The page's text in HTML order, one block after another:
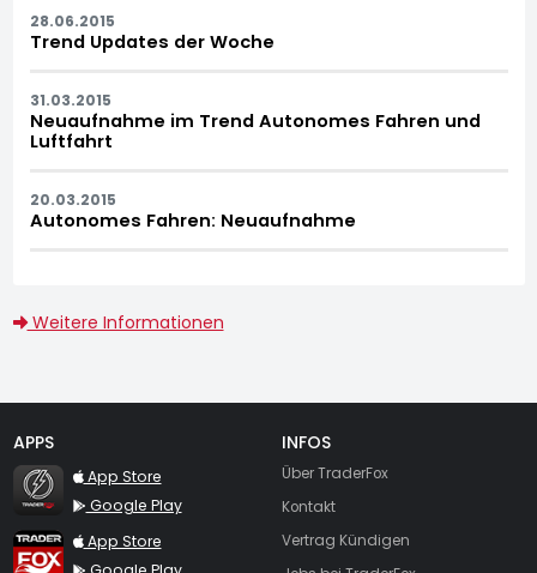
28.06.2015
Trend Updates der Woche
31.03.2015
Neuaufnahme im Trend Autonomes Fahren und
Luftfahrt
20.03.2015
Autonomes Fahren: Neuaufnahme
Weitere Informationen
APPS
TraderFox Flash
App Store
Google Play
TraderFox App
App Store
INFOS
Über TraderFox
Kontakt
Vertrag Kündigen